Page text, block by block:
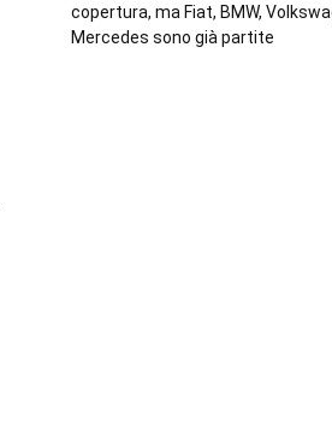
copertura, ma Fiat, BMW,
Mercedes sono già partite